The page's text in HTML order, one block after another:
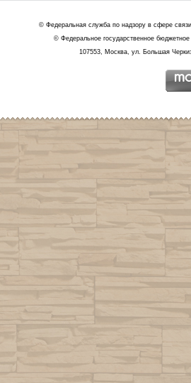
© Федеральная служба по надзору в сфере
© Федеральное государственное
107553, Москва, ул. Большая